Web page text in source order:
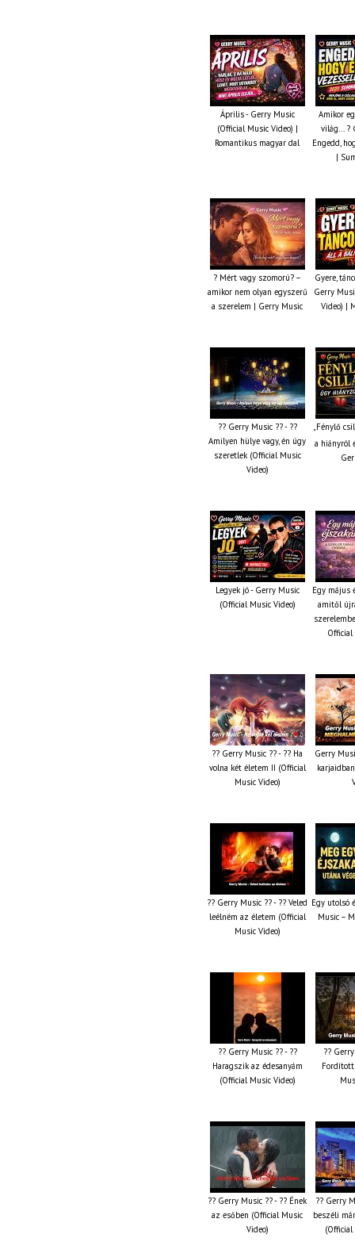
Április - Gerry Music
(Official Music Video) |
Romantikus magyar dal
Amikor
világ... ?
Engedd,
|
? Mért vagy szomorú? –
amikor nem olyan egyszerű
a szerelem | Gerry Music
Gyere,
Gerry
Video) |
?? Gerry Music ?? - ??
Amilyen hülye vagy, én úgy
szeretlek (Official Music
Video)
„Fénylő
a hiányról
Legyek jó - Gerry Music
(Official Music Video)
Egy május
amitől
Official
?? Gerry Music ?? - ?? Ha
volna két életem II (Official
Music Video)
Gerry
?? Gerry Music ?? - ?? Veled
leélném az életem (Official
Music Video)
Egy utolsó
Music –
?? Gerry Music ?? - ??
Haragszik az édesanyám
(Official Music Video)
??
?? Gerry Music ?? - ?? Ének
az esőben (Official Music
Video)
?? Gerry
beszéli
(Official